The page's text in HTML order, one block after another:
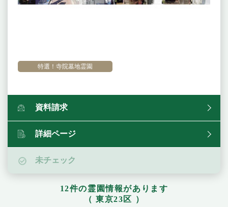
特選！寺院墓地霊園
資料請求
詳細ページ
未チェック
12件の霊園情報があります
（ 東京23区 ）